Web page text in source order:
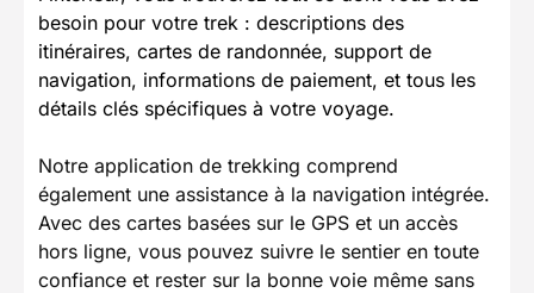
besoin pour votre trek : descriptions des
itinéraires, cartes de randonnée, support de
navigation, informations de paiement, et tous les
détails clés spécifiques à votre voyage.
Notre application de trekking comprend
également une assistance à la navigation intégrée.
Avec des cartes basées sur le GPS et un accès
hors ligne, vous pouvez suivre le sentier en toute
confiance et rester sur la bonne voie même sans